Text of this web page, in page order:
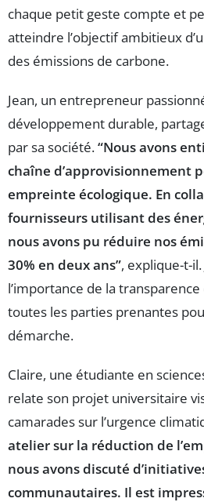
chaque petit geste compte et
atteindre l’objectif ambitieux
des émissions de carbone.
Jean, un entrepreneur
développement durable,
par sa société.“Nous avons
chaîne d’approvisionnement
empreinte écologique. En
fournisseurs utilisant des
nous avons pu réduire nos
30% en deux ans”, explique-t-
l’importance de la
toutes les parties prenantes
démarche.
Claire, une étudiante en
relate son projet universitaire
camarades sur l’urgence
atelier sur la réduction de
nous avons discuté
communautaires. Il est